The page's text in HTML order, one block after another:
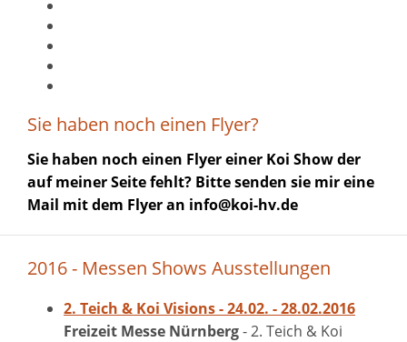
Sie haben noch einen Flyer?
Sie haben noch einen Flyer einer Koi Show der
auf meiner Seite fehlt? Bitte senden sie mir eine
Mail mit dem Flyer an info@koi-hv.de
2016 - Messen Shows Ausstellungen
2. Teich & Koi Visions - 24.02. - 28.02.2016
Freizeit Messe Nürnberg- 2. Teich & Koi